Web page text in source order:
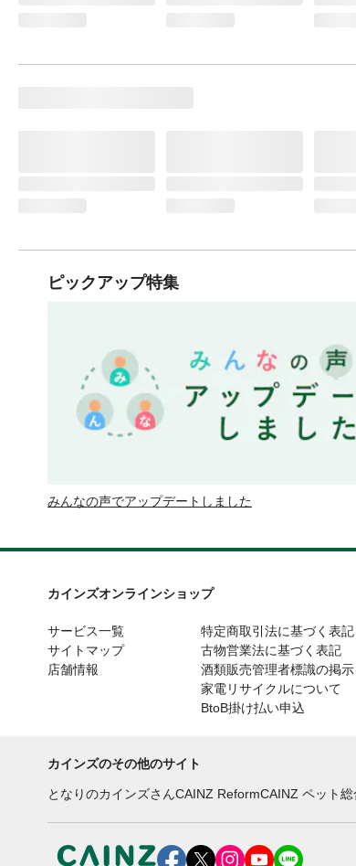
ピックアップ特集
みんなの声でアップデートしました
カインズオンラインショップ
サービス一覧
サイトマップ
店舗情報
特定商取引法に基づく表記
古物営業法に基づく表記
酒類販売管理者標識の掲示
家電リサイクルについて
BtoB掛け払い申込
カインズのその他のサイト
となりのカインズさんCAINZ ReformCAINZ ペット総